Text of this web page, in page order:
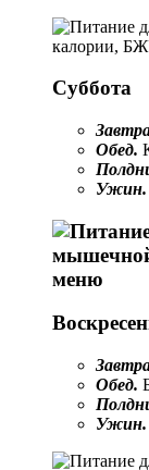
Суббота
Обед.
Ужин.
Обед.
Ужин.